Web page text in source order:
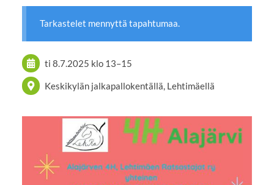
Tarkastelet mennyttä tapahtumaa.
ti 8.7.2025 klo 13–15
Keskikylän jalkapallokentällä, Lehtimäellä